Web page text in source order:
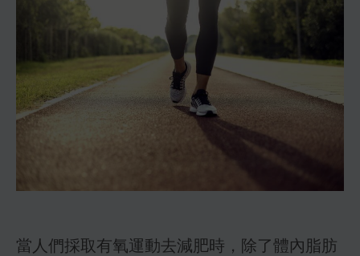
當人們採取有氧運動去減肥時，除了體內脂肪